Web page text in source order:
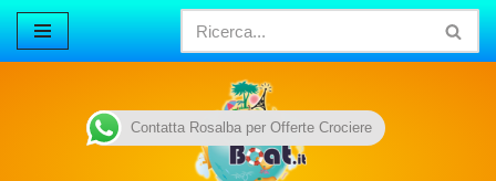
Vai
Contatta Rosalba per Offerte Crociere